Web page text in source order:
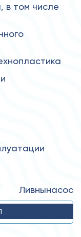
в том числе
Ливнынасос